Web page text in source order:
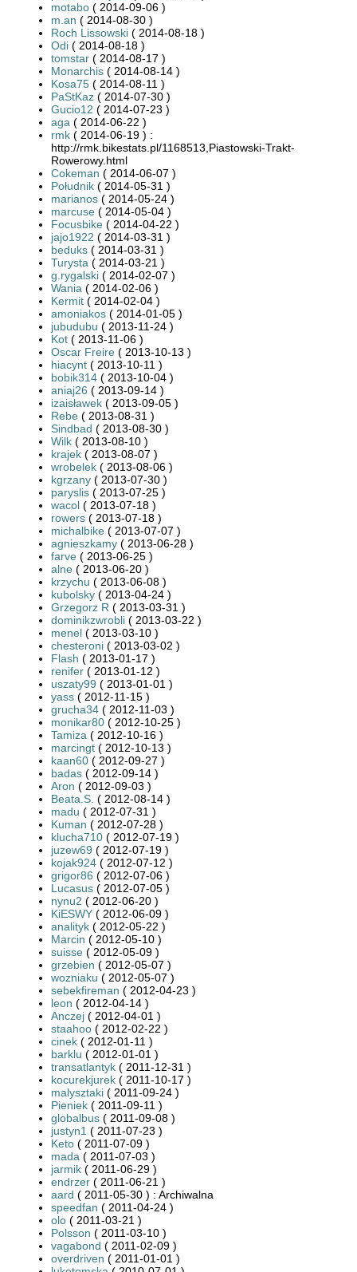
motabo ( 2014-09-06 )
m.an ( 2014-08-30 )
Roch Lissowski ( 2014-08-18 )
Odi ( 2014-08-18 )
tomstar ( 2014-08-17 )
Monarchis ( 2014-08-14 )
Kosa75 ( 2014-08-11 )
PaStKaz ( 2014-07-30 )
Gucio12 ( 2014-07-23 )
aga ( 2014-06-22 )
rmk ( 2014-06-19 ) :
http://rmk.bikestats.pl/1168513,Piastowski-Trakt-
Rowerowy.html
Cokeman ( 2014-06-07 )
Południk ( 2014-05-31 )
marianos ( 2014-05-24 )
marcuse ( 2014-05-04 )
Focusbike ( 2014-04-22 )
jajo1922 ( 2014-03-31 )
beduks ( 2014-03-31 )
Turysta ( 2014-03-21 )
g.rygalski ( 2014-02-07 )
Wania ( 2014-02-06 )
Kermit ( 2014-02-04 )
amoniakos ( 2014-01-05 )
jubudubu ( 2013-11-24 )
Kot ( 2013-11-06 )
Oscar Freire ( 2013-10-13 )
hiacynt ( 2013-10-11 )
bobik314 ( 2013-10-04 )
aniaj26 ( 2013-09-14 )
izaisławek ( 2013-09-05 )
Rebe ( 2013-08-31 )
Sindbad ( 2013-08-30 )
Wilk ( 2013-08-10 )
krajek ( 2013-08-07 )
wrobelek ( 2013-08-06 )
kgrzany ( 2013-07-30 )
paryslis ( 2013-07-25 )
wacol ( 2013-07-18 )
rowers ( 2013-07-18 )
michalbike ( 2013-07-07 )
agnieszkamy ( 2013-06-28 )
farve ( 2013-06-25 )
alne ( 2013-06-20 )
krzychu ( 2013-06-08 )
kubolsky ( 2013-04-24 )
Grzegorz R ( 2013-03-31 )
dominikzwrobli ( 2013-03-22 )
menel ( 2013-03-10 )
chesteroni ( 2013-03-02 )
Flash ( 2013-01-17 )
renifer ( 2013-01-12 )
uszaty99 ( 2013-01-01 )
yass ( 2012-11-15 )
grucha34 ( 2012-11-03 )
monikar80 ( 2012-10-25 )
Tamiza ( 2012-10-16 )
marcingt ( 2012-10-13 )
kaan60 ( 2012-09-27 )
badas ( 2012-09-14 )
Aron ( 2012-09-03 )
Beata.S. ( 2012-08-14 )
madu ( 2012-07-31 )
Kuman ( 2012-07-28 )
klucha710 ( 2012-07-19 )
juzew69 ( 2012-07-19 )
kojak924 ( 2012-07-12 )
grigor86 ( 2012-07-06 )
Lucasus ( 2012-07-05 )
nynu2 ( 2012-06-20 )
KiESWY ( 2012-06-09 )
analityk ( 2012-05-22 )
Marcin ( 2012-05-10 )
suisse ( 2012-05-09 )
grzebien ( 2012-05-07 )
wozniaku ( 2012-05-07 )
sebekfireman ( 2012-04-23 )
leon ( 2012-04-14 )
Anczej ( 2012-04-01 )
staahoo ( 2012-02-22 )
cinek ( 2012-01-11 )
barklu ( 2012-01-01 )
transatlantyk ( 2011-12-31 )
kocurekjurek ( 2011-10-17 )
malysztaki ( 2011-09-24 )
Pieniek ( 2011-09-11 )
globalbus ( 2011-09-08 )
justyn1 ( 2011-07-23 )
Keto ( 2011-07-09 )
mada ( 2011-07-03 )
jarmik ( 2011-06-29 )
endrzer ( 2011-06-21 )
aard ( 2011-05-30 ) : Archiwalna
speedfan ( 2011-04-24 )
olo ( 2011-03-21 )
Polsson ( 2011-03-10 )
vagabond ( 2011-02-09 )
overdriven ( 2011-01-01 )